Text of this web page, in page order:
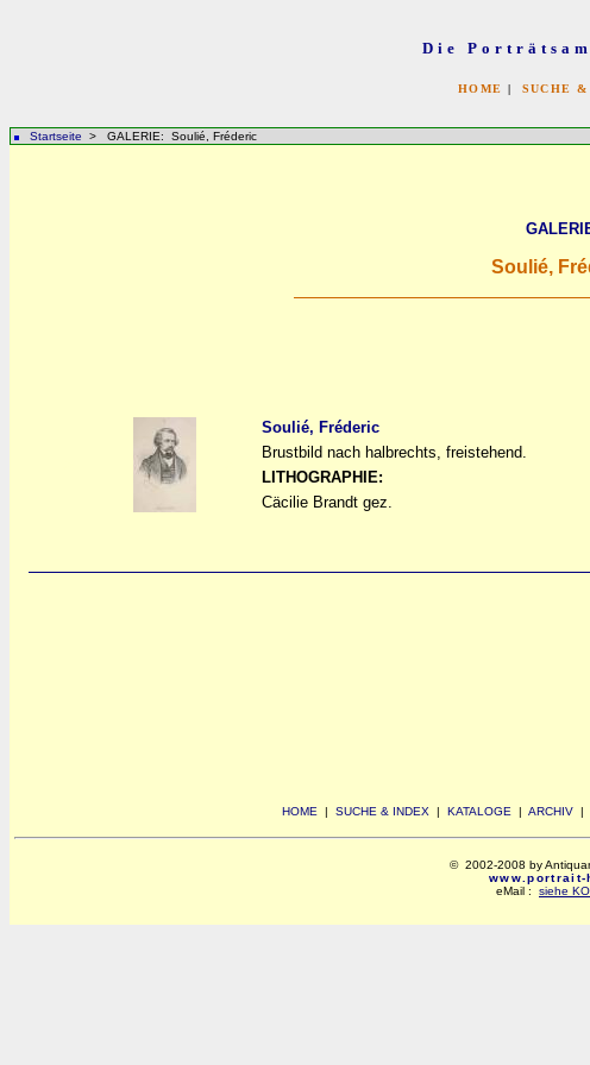
Die
HOME | SUCHE
Startseite > GALERIE: Soulié, Fréderic
Soulié,
Soulié, Fréderic
Brustbild nach halbrechts, freistehend.
LITHOGRAPHIE:
Cäcilie Brandt gez.
HOME | SUCHE & INDEX | KATALOGE | ARCHIV|
© 2002-2008 by
eMail : siehe